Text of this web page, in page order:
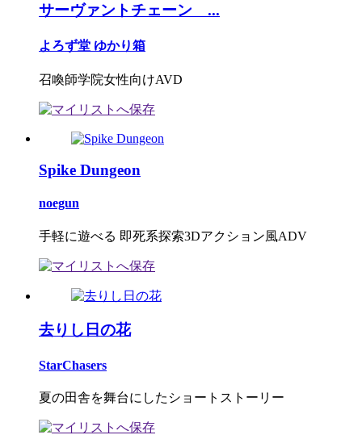
サーヴァントチェーン ...
よろず堂 ゆかり箱
召喚師学院女性向けAVD
Spike Dungeon
noegun
手軽に遊べる 即死系探索3Dアクション風ADV
去りし日の花
StarChasers
夏の田舎を舞台にしたショートストーリー